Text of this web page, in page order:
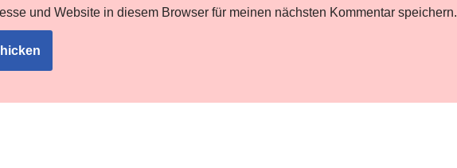
und Website in diesem Browser für meinen nächsten Kommentar speichern.